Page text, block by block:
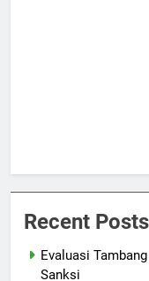
Recent Posts
Evaluasi
Sanksi